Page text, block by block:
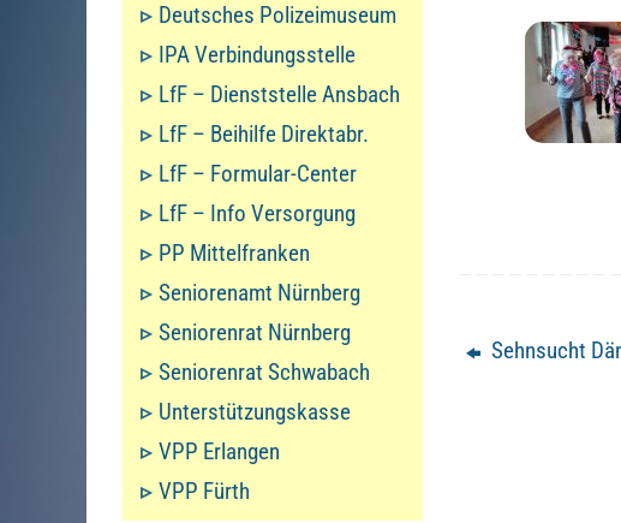
Sehnsucht
Deutsches Polizeimuseum
IPA Verbindungsstelle
LfF – Dienststelle Ansbach
LfF – Beihilfe Direktabr.
LfF – Formular-Center
LfF – Info Versorgung
PP Mittelfranken
Seniorenamt Nürnberg
Seniorenrat Nürnberg
Seniorenrat Schwabach
Unterstützungskasse
VPP Erlangen
VPP Fürth